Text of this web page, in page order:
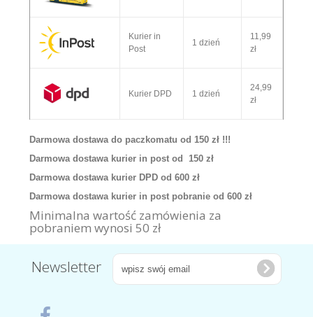
Kurier in
Post
1 dzień
11,99
zł
Kurier DPD 1 dzień
24,99
zł
Darmowa dostawa do paczkomatu od 150 zł !!!
Darmowa dostawa kurier in post od 150 zł
Darmowa dostawa kurier DPD od 600 zł
Darmowa dostawa kurier in post pobranie od 600 zł
Minimalna wartość zamówienia za
pobraniem wynosi 50 zł
Newsletter